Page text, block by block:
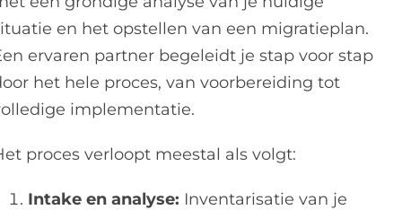
en het opstellen van een migratieplan.
ervaren partner begeleidt je stap voor stap
het hele proces, van voorbereiding tot
implementatie.
proces verloopt meestal als volgt:
Intake en analyse: Inventarisatie van je